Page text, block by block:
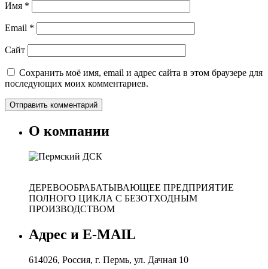
Имя *
Email *
Сайт
Сохранить моё имя, email и адрес сайта в этом браузере для
последующих моих комментариев.
О компании
ДЕРЕВООБРАБАТЫВАЮЩЕЕ ПРЕДПРИЯТИЕ
ПОЛНОГО ЦИКЛА С БЕЗОТХОДНЫМ
ПРОИЗВОДСТВОМ
Адрес и E-MAIL
614026, Россия, г. Пермь, ул. Дачная 10